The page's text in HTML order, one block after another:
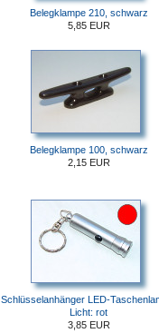
Belegklampe 210, schwarz
5,85 EUR
Belegklampe 100, schwarz
2,15 EUR
Schlüsselanhänger LED-
Licht: rot
3,85 EUR